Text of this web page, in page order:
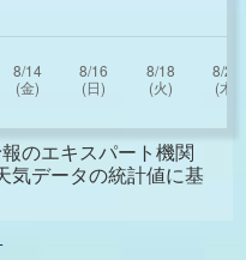
のエキスパート機関
気データの統計値に基